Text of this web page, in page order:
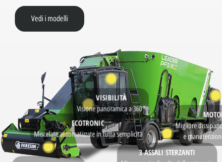
Vedi i modelli
ECOTRONIC
Miscelate automatizzate in tutta semplicità
VISIBILITÀ
Visione panoramica a 360°
3 ASSALI STERZANTI
Migliore
e